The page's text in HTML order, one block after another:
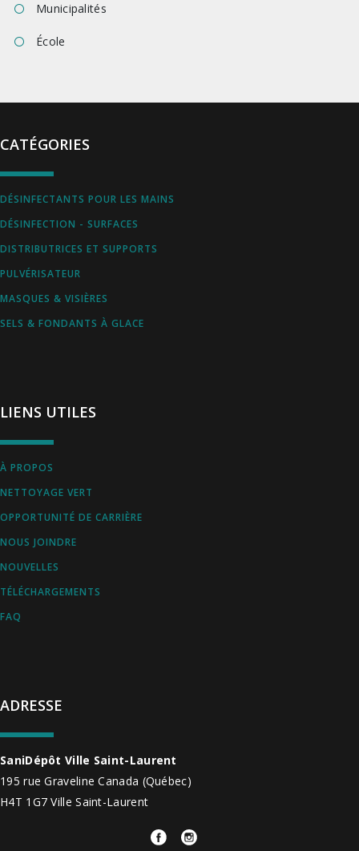
Municipalités
École
ADRESSE
SaniDépôt Ville Saint-Laurent
195 rue Graveline Canada (Québec)
H4T 1G7Ville Saint-Laurent
CATÉGORIES
DÉSINFECTANTS POUR LES MAINS
DÉSINFECTION - SURFACES
DISTRIBUTRICES ET SUPPORTS
PULVÉRISATEUR
MASQUES & VISIÈRES
SELS & FONDANTS À GLACE
LIENS UTILES
À PROPOS
NETTOYAGE VERT
OPPORTUNITÉ DE CARRIÈRE
NOUS JOINDRE
NOUVELLES
TÉLÉCHARGEMENTS
FAQ